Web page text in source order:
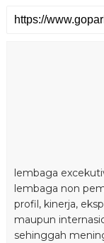
lembaga
lembaga non
profil, kinerja,
maupun
sehinggah